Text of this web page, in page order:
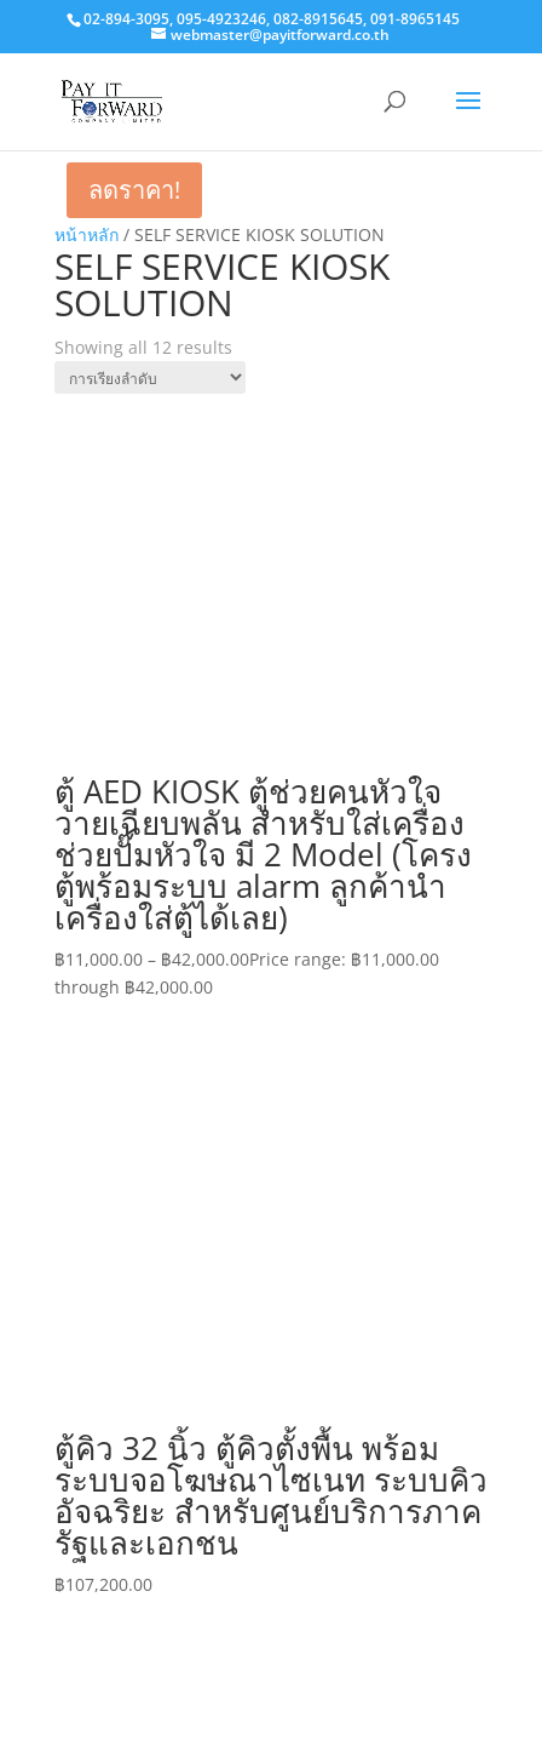
02-894-3095, 095-4923246, 082-8915645, 091-8965145
webmaster@payitforward.co.th
หน้าหลัก/ SELF SERVICE KIOSK SOLUTION
SELF SERVICE KIOSK
SOLUTION
Showing all 12 results
ตู้ AED KIOSK ตู้ช่วยคนหัวใจ
วายเฉียบพลัน สำหรับใส่เครื่อง
ช่วยปั๊มหัวใจ มี 2 Model (โครง
ตู้พร้อมระบบ alarm ลูกค้านำ
เครื่องใส่ตู้ได้เลย)
฿11,000.00 – ฿42,000.00Price range: ฿11,000.00
through ฿42,000.00
ตู้คิว 32 นิ้ว ตู้คิวตั้งพื้น พร้อม
ระบบจอโฆษณาไซเนท ระบบคิว
อัจฉริยะ สำหรับศูนย์บริการภาค
รัฐและเอกชน
฿107,200.00
ลดราคา!